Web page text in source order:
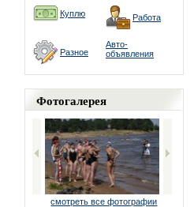
Куплю Работа
Разное
Авто-
объявления
Фотогалерея
смотреть все фотографии